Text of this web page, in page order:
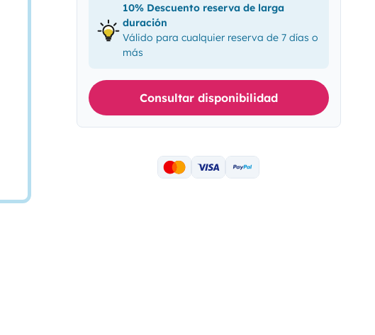
10% Descuento reserva de larga
duración
Válido para cualquier reserva de 7 días o
más
Consultar disponibilidad